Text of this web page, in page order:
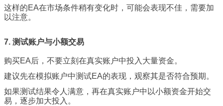
这样的EA在市场条件稍有变化时，可能会表现不佳，需要加
以注意。
7. 测试账户与小额交易
购买EA后，不要立刻在真实账户中投入大量资金。
建议先在模拟账户中测试EA的表现，观察其是否符合预期。
如果测试结果令人满意，再在真实账户中以小额资金开始交
易，逐步加大投入。